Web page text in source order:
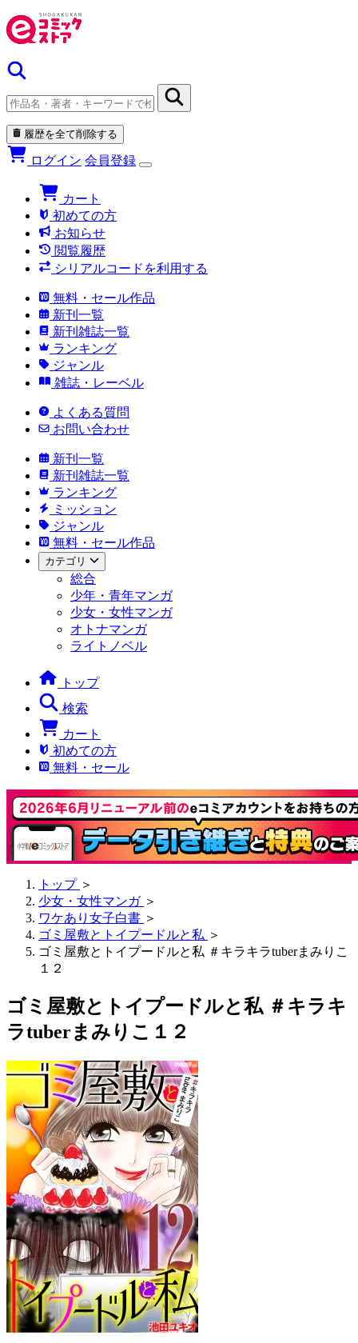
履歴を全て削除する
ログイン 会員登録
カート
初めての方
お知らせ
閲覧履歴
シリアルコードを利用する
無料・セール作品
新刊一覧
新刊雑誌一覧
ランキング
ジャンル
雑誌・レーベル
よくある質問
お問い合わせ
新刊一覧
新刊雑誌一覧
ランキング
ミッション
ジャンル
無料・セール作品
カテゴリ
総合
少年・青年マンガ
少女・女性マンガ
オトナマンガ
ライトノベル
トップ
検索
カート
初めての方
無料・セール
トップ ＞
少女・女性マンガ ＞
ワケあり女子白書 ＞
ゴミ屋敷とトイプードルと私 ＞
ゴミ屋敷とトイプードルと私 ＃キラキラtuberまみりこ
１２
ゴミ屋敷とトイプードルと私 ＃キラキ
ラtuberまみりこ１２